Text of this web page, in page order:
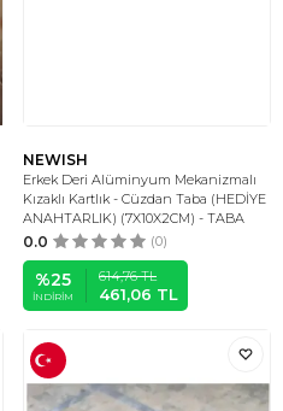
NEWISH
Erkek Deri Alüminyum Mekanizmalı
Kızaklı Kartlık - Cüzdan Taba (HEDİYE
ANAHTARLIK) (7X10X2CM) - TABA
0.0 (0)
%25
İNDIRIM
614,76TL
461,06 TL